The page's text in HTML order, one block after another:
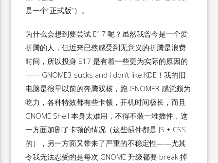
是一个“正式版”）。
为什么会想到要尝试 E17 呢？虽然我曾今是一个爱
折腾的人，但近来已然感受到无意义的折腾是浪费
时间，所以投身 E17 是有着一些更为实际的原因的
—— GNOME3 sucks and I don’t like KDE！我的旧
电脑是很早以前的奔腾双核，跑 GNOME3 感觉颇为
吃力，各种特效都有些卡顿，开机时间极长，而且
GNOME Shell 本身太难用，不得不装一堆插件，这
一方面加剧了卡顿的情况（这些插件都是 JS + CSS
的），另一方面又带来了严重的不稳定性——尤其
令我无法忍受的是每次 GNOME 升级都要 break 掉